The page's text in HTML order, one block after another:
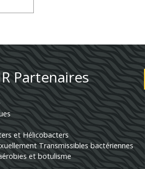
Partenaires
et Hélicobacters
Transmissibles bactériennes
et botulisme